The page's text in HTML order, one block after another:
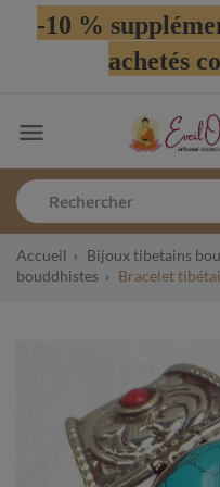
-10 %
achetés

Accueil Bijoux tibetains
bouddhistes
Bracelet